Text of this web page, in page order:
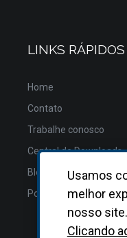
LINKS RÁPIDOS
Home
Contato
Trabalhe conosco
Central de Downloads
Blog
Política de Privacidade
Usamos
melhor
nosso site.
Clicando